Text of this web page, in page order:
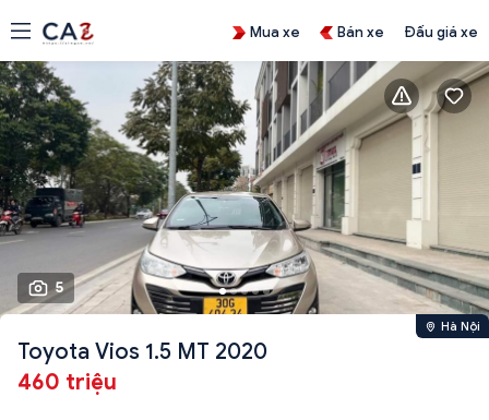
Mua xe Bán xe Đấu giá xe
5
Hà Nội
Toyota Vios 1.5 MT 2020
460 triệu